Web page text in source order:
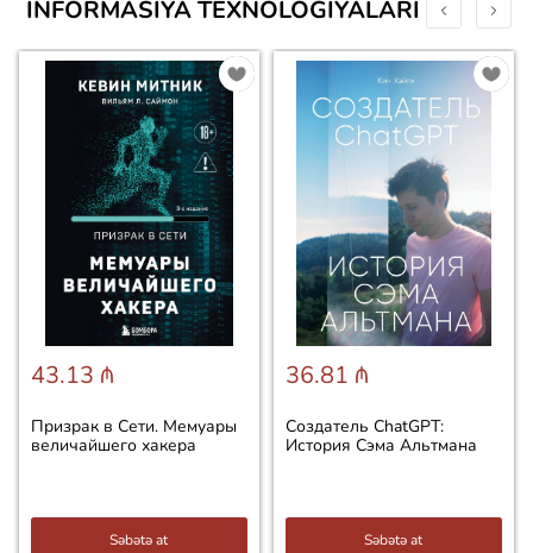
İNFORMASIYA TEXNOLOGIYALARI
43.13 ₼
Призрак в Сети. Мемуары
величайшего хакера
Səbətə at
36.81 ₼
Создатель ChatGPT:
История Сэма Альтмана
Səbətə at